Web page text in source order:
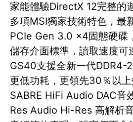
家能體驗DirectX 12完整的
多項MSI獨家技術特色，最
PCIe Gen 3.0 x4固態硬碟
儲存介面標準，讀取速度可
GS40支援全新一代DDR4-
更低功耗，更領先30％以上
SABRE HiFi Audio DAC音
Res Audio Hi-Res 高解析